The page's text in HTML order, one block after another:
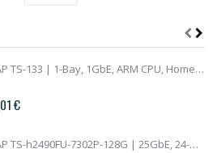
QNAP TS-133 | 1-Bay, 1GbE, ARM CPU, Home NAS
€
QNAP TS-h2490FU-7302P-128G | 25GbE, 24-Bay U.2 SSD, ZFS, AMD Epyc CPU, 128GB RAM, PCIe Slots, 2U All-Flash